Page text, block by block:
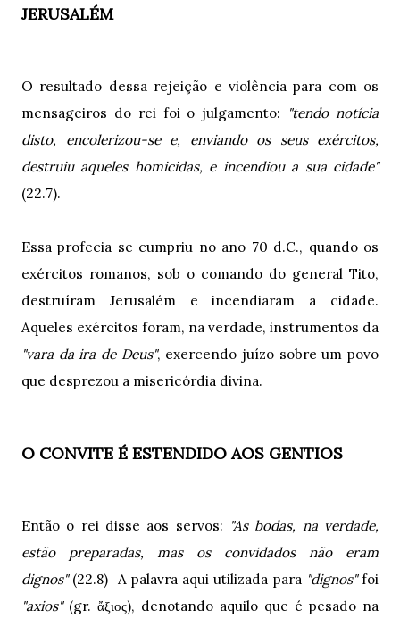
JERUSALÉM
O resultado dessa rejeição e violência para com os
mensageiros do rei foi o julgamento:
"tendo notícia
disto, encolerizou-se e, enviando os seus exércitos,
destruiu aqueles homicidas, e incendiou a sua cidade"
(22.7).
Essa profecia se cumpriu no ano 70 d.C., quando os
exércitos romanos, sob o comando do general Tito,
destruíram Jerusalém e incendiaram a cidade.
Aqueles exércitos foram, na verdade, instrumentos da
"vara da ira de Deus", exercendo juízo sobre um povo
que desprezou a misericórdia divina.
O CONVITE É ESTENDIDO AOS GENTIOS
Então o rei disse aos servos: "As bodas, na verdade,
estão preparadas, mas os convidados não eram
dignos"(22.8) A palavra aqui utilizada para "dignos"foi
"axios"(gr. ἄξιος), denotando aquilo que é pesado na